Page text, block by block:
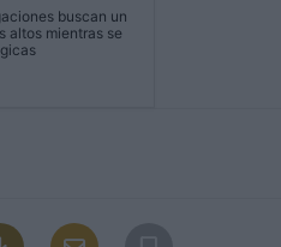
buscan un
altos mientras se